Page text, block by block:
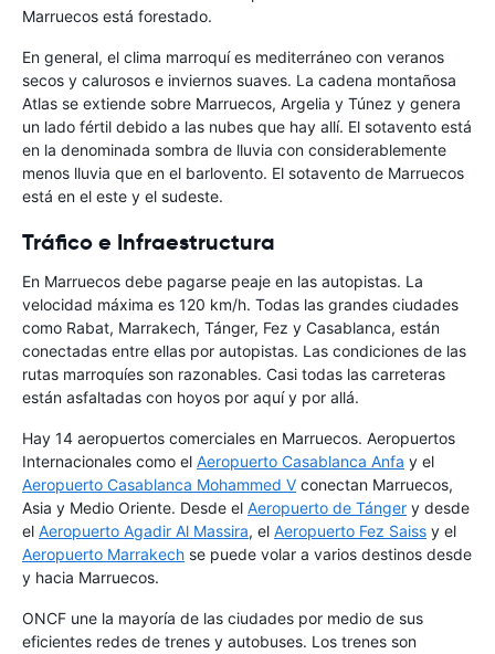
Marruecos está forestado.
En general, el clima marroquí es mediterráneo con veranos
secos y calurosos e inviernos suaves. La cadena montañosa
Atlas se extiende sobre Marruecos, Argelia y Túnez y genera
un lado fértil debido a las nubes que hay allí. El sotavento está
en la denominada sombra de lluvia con considerablemente
menos lluvia que en el barlovento. El sotavento de Marruecos
está en el este y el sudeste.
Tráfico e Infraestructura
En Marruecos debe pagarse peaje en las autopistas. La
velocidad máxima es 120 km/h. Todas las grandes ciudades
como Rabat, Marrakech, Tánger, Fez y Casablanca, están
conectadas entre ellas por autopistas. Las condiciones de las
rutas marroquíes son razonables. Casi todas las carreteras
están asfaltadas con hoyos por aquí y por allá.
Hay 14 aeropuertos comerciales en Marruecos. Aeropuertos
Internacionales como el Aeropuerto Casablanca Anfa y el
Aeropuerto Casablanca Mohammed V conectan Marruecos,
Asia y Medio Oriente. Desde el Aeropuerto de Tánger y desde
el Aeropuerto Agadir Al Massira, el Aeropuerto Fez Saiss y el
Aeropuerto Marrakech se puede volar a varios destinos desde
y hacia Marruecos.
ONCF une la mayoría de las ciudades por medio de sus
eficientes redes de trenes y autobuses. Los trenes son